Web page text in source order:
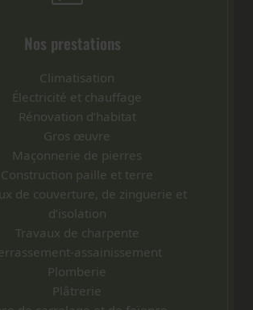
Nos prestations
Climatisation
Électricité et chauffage
Rénovation d’habitat
Gros œuvre
Maçonnerie de pierres
Construction paille et terre
de couverture, de zinguerie et
d’isolation
Travaux de charpente
assainissement
Plomberie
Plâtrerie